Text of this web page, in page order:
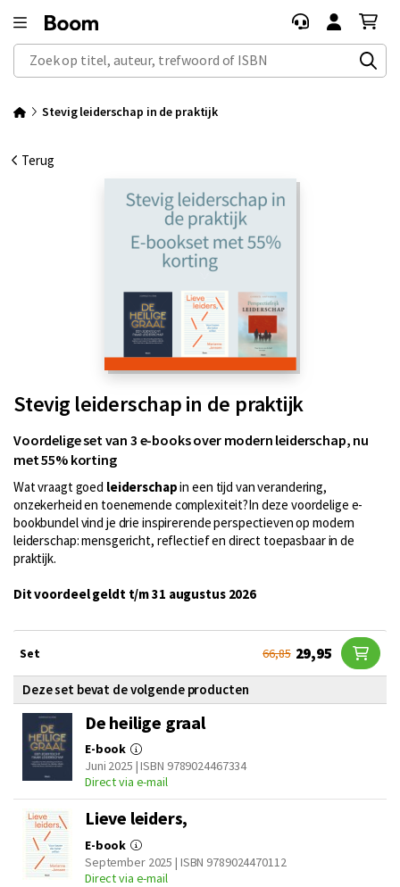
Zoek op titel, auteur, trefwoord of ISBN
Stevig leiderschap in de praktijk
Terug
Stevig leiderschap in de praktijk
Voordelige set van 3 e-books over modern leiderschap, nu
met 55% korting
Wat vraagt goed leiderschapin een tijd van verandering,
onzekerheid en toenemende complexiteit?In deze voordelige e-
bookbundel vind je drie inspirerende perspectieven op modern
leiderschap: mensgericht, reflectief en direct toepasbaar in de
praktijk.
Dit voordeel geldt t/m 31 augustus 2026
Set 66,85 29,95
Deze set bevat de volgende producten
De heilige graal
E-book
Juni 2025 | ISBN 9789024467334
Direct via e-mail
Lieve leiders,
E-book
September 2025 | ISBN 9789024470112
Direct via e-mail